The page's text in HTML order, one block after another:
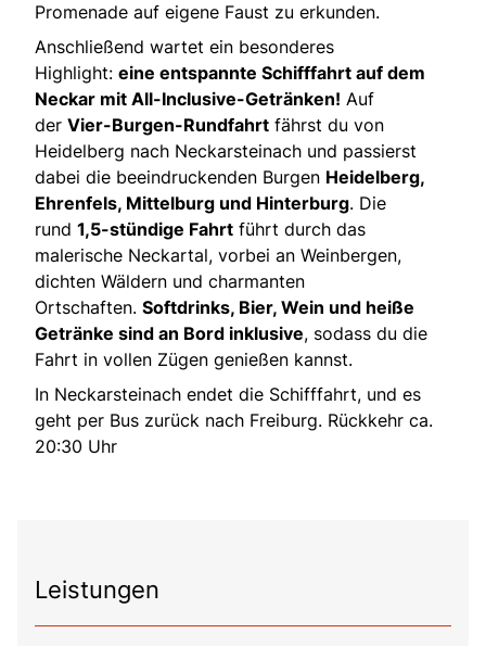
Promenade auf eigene Faust zu erkunden.
Anschließend wartet ein besonderes
Highlight: eine entspannte Schifffahrt auf dem
Neckar mit All-Inclusive-Getränken! Auf
der Vier-Burgen-Rundfahrt fährst du von
Heidelberg nach Neckarsteinach und passierst
dabei die beeindruckenden Burgen Heidelberg,
Ehrenfels, Mittelburg und Hinterburg. Die
rund 1,5-stündige Fahrt führt durch das
malerische Neckartal, vorbei an Weinbergen,
dichten Wäldern und charmanten
Ortschaften. Softdrinks, Bier, Wein und heiße
Getränke sind an Bord inklusive, sodass du die
Fahrt in vollen Zügen genießen kannst.
In Neckarsteinach endet die Schifffahrt, und es
geht per Bus zurück nach Freiburg. Rückkehr ca.
20:30 Uhr
Leistungen